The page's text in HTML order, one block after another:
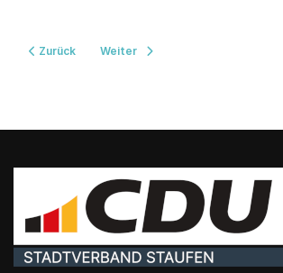
Vorheriger Beitrag: Baumpflanzaktion
Zurück Nächster Beitrag: Infostand zur
Weiter